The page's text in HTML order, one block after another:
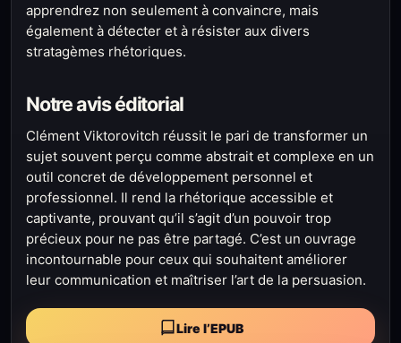
apprendrez non seulement à convaincre, mais
également à détecter et à résister aux divers
stratagèmes rhétoriques.
Notre avis éditorial
Clément Viktorovitch réussit le pari de transformer un
sujet souvent perçu comme abstrait et complexe en un
outil concret de développement personnel et
professionnel. Il rend la rhétorique accessible et
captivante, prouvant qu’il s’agit d’un pouvoir trop
précieux pour ne pas être partagé. C’est un ouvrage
incontournable pour ceux qui souhaitent améliorer
leur communication et maîtriser l’art de la persuasion.
Lire l’EPUB